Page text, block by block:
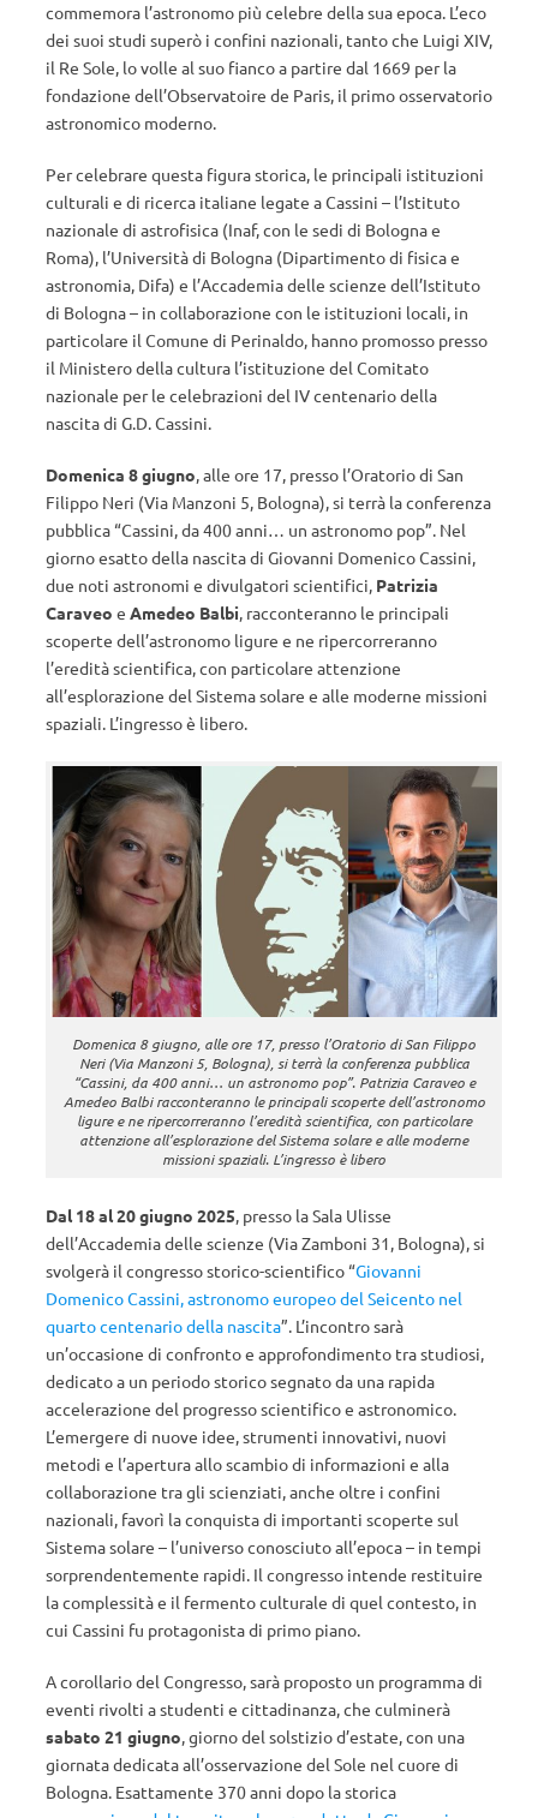
commemora l’astronomo più celebre della sua epoca. L’eco
dei suoi studi superò i confini nazionali, tanto che Luigi XIV,
il Re Sole, lo volle al suo fianco a partire dal 1669 per la
fondazione dell’Observatoire de Paris, il primo osservatorio
astronomico moderno.
Per celebrare questa figura storica, le principali istituzioni
culturali e di ricerca italiane legate a Cassini – l’Istituto
nazionale di astrofisica (Inaf, con le sedi di Bologna e
Roma), l’Università di Bologna (Dipartimento di fisica e
astronomia, Difa) e l’Accademia delle scienze dell’Istituto
di Bologna – in collaborazione con le istituzioni locali, in
particolare il Comune di Perinaldo, hanno promosso presso
il Ministero della cultura l’istituzione del Comitato
nazionale per le celebrazioni del IV centenario della
nascita di G.D. Cassini.
Domenica 8 giugno, alle ore 17, presso l’Oratorio di San
Filippo Neri (Via Manzoni 5, Bologna), si terrà la conferenza
pubblica “Cassini, da 400 anni… un astronomo pop”. Nel
giorno esatto della nascita di Giovanni Domenico Cassini,
due noti astronomi e divulgatori scientifici, Patrizia
Caraveo e Amedeo Balbi, racconteranno le principali
scoperte dell’astronomo ligure e ne ripercorreranno
l’eredità scientifica, con particolare attenzione
all’esplorazione del Sistema solare e alle moderne missioni
spaziali. L’ingresso è libero.
Domenica 8 giugno, alle ore 17, presso l’Oratorio di San Filippo
Neri (Via Manzoni 5, Bologna), si terrà la conferenza pubblica
“Cassini, da 400 anni… un astronomo pop”. Patrizia Caraveo e
Amedeo Balbi racconteranno le principali scoperte dell’astronomo
ligure e ne ripercorreranno l’eredità scientifica, con particolare
attenzione all’esplorazione del Sistema solare e alle moderne
missioni spaziali. L’ingresso è libero
Dal 18 al 20 giugno 2025, presso la Sala Ulisse
dell’Accademia delle scienze (Via Zamboni 31, Bologna), si
svolgerà il congresso storico-scientifico“Giovanni
Domenico Cassini, astronomo europeo del Seicento nel
quarto centenario della nascita”. L’incontro sarà
un’occasione di confronto e approfondimento tra studiosi,
dedicato a un periodo storico segnato da una rapida
accelerazione del progresso scientifico e astronomico.
L’emergere di nuove idee, strumenti innovativi, nuovi
metodi e l’apertura allo scambio di informazioni e alla
collaborazione tra gli scienziati, anche oltre i confini
nazionali, favorì la conquista di importanti scoperte sul
Sistema solare – l’universo conosciuto all’epoca – in tempi
sorprendentemente rapidi. Il congresso intende restituire
la complessità e il fermento culturale di quel contesto, in
cui Cassini fu protagonista di primo piano.
A corollario del Congresso, sarà proposto un programma di
eventi rivolti a studenti e cittadinanza, che culminerà
sabato 21 giugno, giorno del solstizio d’estate, con una
giornata dedicata all’osservazione del Sole nel cuore di
Bologna. Esattamente 370 anni dopo la storica